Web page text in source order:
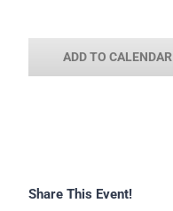
ADD TO CALENDAR
Share This Event!